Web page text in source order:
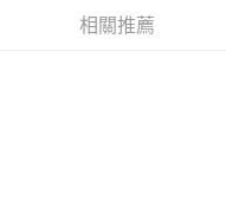
相關推薦